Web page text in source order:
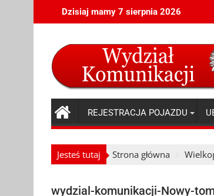
to
Dzisiaj mamy 7 sierpnia 2026
REJESTRACJA POJAZDU
Jesteś tutaj Strona główna
wydzial-komunikacji-Nowy-